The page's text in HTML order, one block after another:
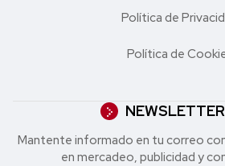
Política de
Política de
Mantente informado en tu correo
en mercadeo, publicidad y